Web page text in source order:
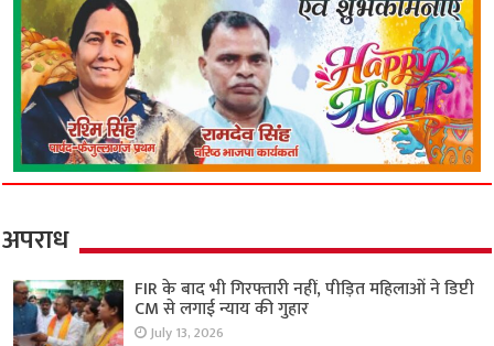
अपराध
FIR के बाद भी गिरफ्तारी नहीं, पीड़ित महिलाओं ने डिप्टी
CM से लगाई न्याय की गुहार
July 13, 2026